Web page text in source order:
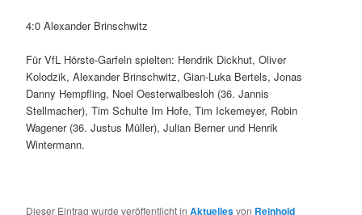
4:0 Alexander Brinschwitz
Für VfL Hörste-Garfeln spielten: Hendrik Dickhut, Oliver
Kolodzik, Alexander Brinschwitz, Gian-Luka Bertels, Jonas
Danny Hempfling, Noel Oesterwalbesloh (36. Jannis
Stellmacher), Tim Schulte Im Hofe, Tim Ickemeyer, Robin
Wagener (36. Justus Müller), Julian Berner und Henrik
Wintermann.
Dieser Eintrag wurde veröffentlicht inAktuellesvon Reinhold